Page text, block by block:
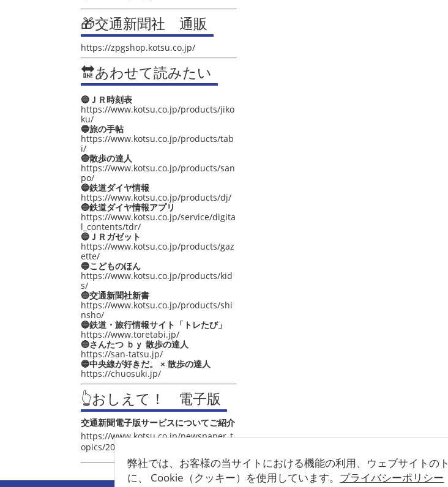
弊社では、お客様の当サイトにおける機能の利用、ウェブサイトの
に、 Cookie（クッキー）を使用しています。 プライバシーポリシー
🎁交通新聞社 通販
https://zpgshop.kotsu.co.jp/
🔛あわせて読みたい
🔵ＪＲ時刻表
https://www.kotsu.co.jp/products/jiko
ku/
🔵旅の手帖
https://www.kotsu.co.jp/products/tab
i/
🔵散歩の達人
https://www.kotsu.co.jp/products/san
po/
🔵鉄道ダイヤ情報
https://www.kotsu.co.jp/products/dj/
🔵鉄道ダイヤ情報アプリ
https://www.kotsu.co.jp/service/digita
l_contents/tdr/
🔵ＪＲガゼット
https://www.kotsu.co.jp/products/gaz
ette/
🔵こどものほん
https://www.kotsu.co.jp/products/kid
s/
🔵交通新聞社新書
https://www.kotsu.co.jp/products/shi
nsho/
🔵鉄道・旅行情報サイト「トレたび」
https://www.toretabi.jp/
🔵さんたつ ｂｙ 散歩の達人
https://san-tatsu.jp/
🔵中央線が好きだ。 × 散歩の達人
https://chuosuki.jp/
👆おしえて！ 電子版
交通新聞電子版サービスについてご紹介
https://www.kotsu.co.jp/newspaper_t
opics/2021/post_4048.html